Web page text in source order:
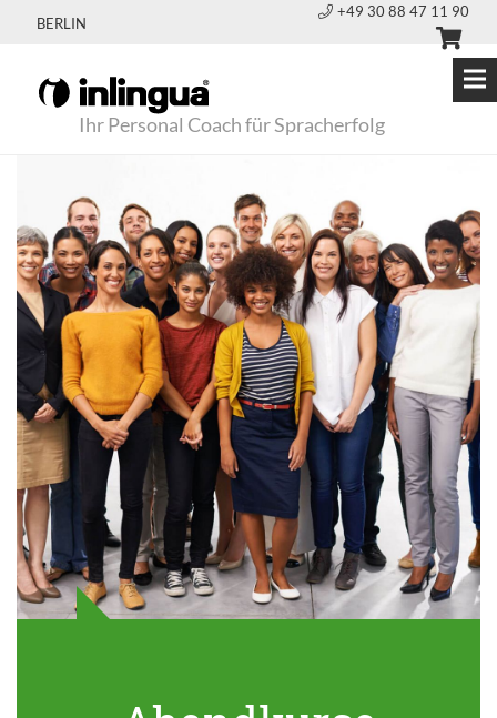
BERLIN
+49 30 88 47 11 90
Ihr Personal Coach für Spracherfolg